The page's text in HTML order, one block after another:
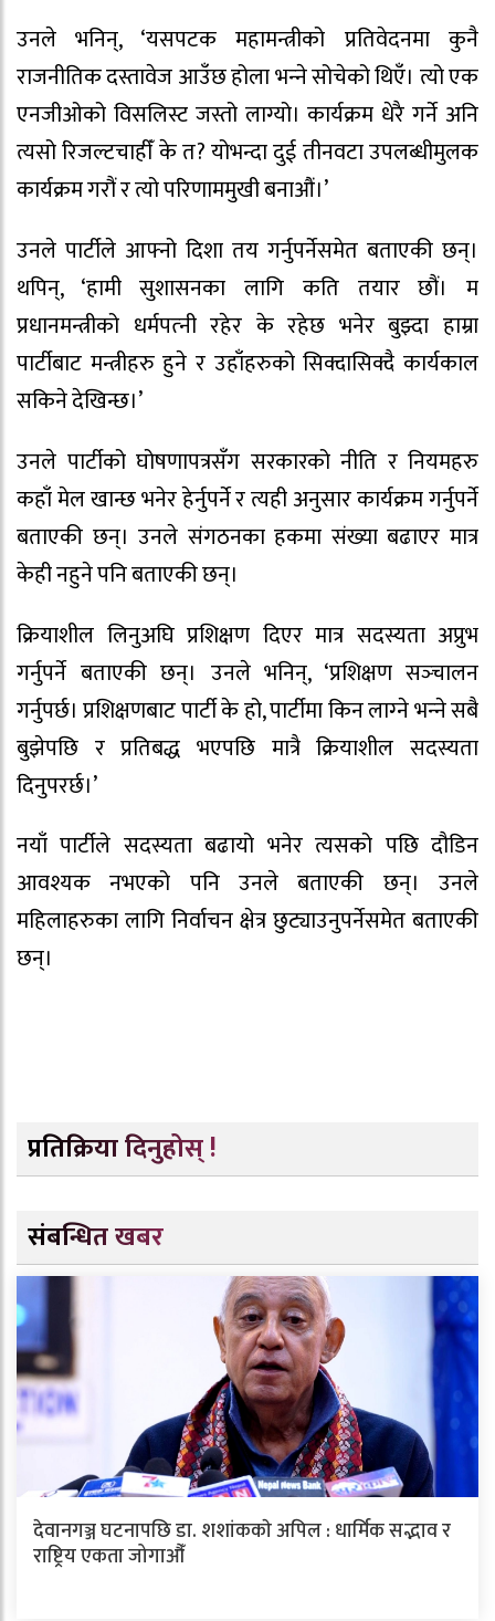
उनले भनिन्, ‘यसपटक महामन्त्रीको प्रतिवेदनमा कुनै
राजनीतिक दस्तावेज आउँछ होला भन्‍ने सोचेको थिएँ। त्यो एक
एनजीओको विसलिस्ट जस्तो लाग्यो। कार्यक्रम धेरै गर्ने अनि
त्यसो रिजल्टचाहीँ के त? योभन्दा दुई तीनवटा उपलब्धीमुलक
कार्यक्रम गरौं र त्यो परिणाममुखी बनाऔं।’
उनले पार्टीले आफ्नो दिशा तय गर्नुपर्नेसमेत बताएकी छन्।
थपिन्, ‘हामी सुशासनका लागि कति तयार छौं। म
प्रधानमन्त्रीको धर्मपत्‍नी रहेर के रहेछ भनेर बुझ्दा हाम्रा
पार्टीबाट मन्त्रीहरु हुने र उहाँहरुको सिक्दासिक्दै कार्यकाल
सकिने देखिन्छ।’
उनले पार्टीको घोषणापत्रसँग सरकारको नीति र नियमहरु
कहाँ मेल खान्छ भनेर हेर्नुपर्ने र त्यही अनुसार कार्यक्रम गर्नुपर्ने
बताएकी छन्। उनले संगठनका हकमा संख्या बढाएर मात्र
केही नहुने पनि बताएकी छन्।
क्रियाशील लिनुअघि प्रशिक्षण दिएर मात्र सदस्यता अप्रुभ
गर्नुपर्ने बताएकी छन्। उनले भनिन्, ‘प्रशिक्षण सञ्‍चालन
गर्नुपर्छ। प्रशिक्षणबाट पार्टी के हो, पार्टीमा किन लाग्‍ने भन्‍ने सबै
बुझेपछि र प्रतिबद्ध भएपछि मात्रै क्रियाशील सदस्यता
दिनुपरर्छ।’
नयाँ पार्टीले सदस्यता बढायो भनेर त्यसको पछि दौडिन
आवश्यक नभएको पनि उनले बताएकी छन्। उनले
महिलाहरुका लागि निर्वाचन क्षेत्र छुट्याउनुपर्नेसमेत बताएकी
छन्।
प्रतिक्रिया दिनुहोस् !
संबन्धित खबर
देवानगञ्ज घटनापछि डा. शशांककाे अपिल : धार्मिक सद्भाव र
राष्ट्रिय एकता जोगाऔँ